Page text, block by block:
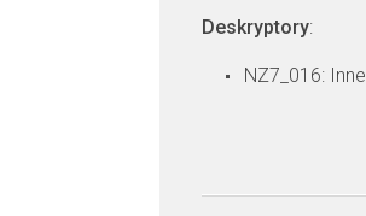
Deskryptory:
NZ7_016: